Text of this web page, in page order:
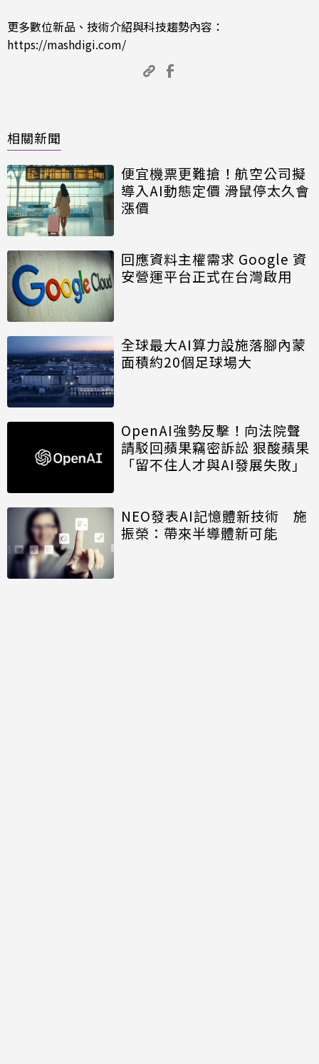
更多數位新品、技術介紹與科技趨勢內容：
https://mashdigi.com/
相關新聞
便宜機票更難搶！航空公司擬
導入AI動態定價 滑鼠停太久會
漲價
回應資料主權需求 Google 資
安營運平台正式在台灣啟用
全球最大AI算力設施落腳內蒙
面積約20個足球場大
OpenAI強勢反擊！向法院聲
請駁回蘋果竊密訴訟 狠酸蘋果
「留不住人才與AI發展失敗」
NEO發表AI記憶體新技術 施
振榮：帶來半導體新可能